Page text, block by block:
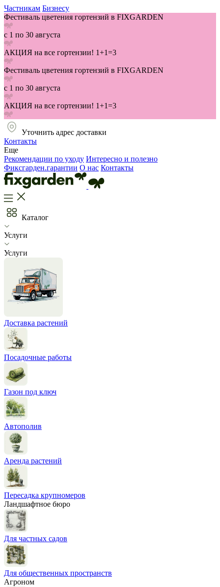
Частникам Бизнесу
Фестиваль цветения гортензий в FIXGARDEN
с 1 по 30 августа
АКЦИЯ на все гортензии! 1+1=3
Фестиваль цветения гортензий в FIXGARDEN
с 1 по 30 августа
АКЦИЯ на все гортензии! 1+1=3
Уточнить адрес доставки
Контакты
Еще
Рекомендации по уходу Интересно и полезно
Фиксгарден.гарантии О нас Контакты
Каталог
Услуги
Услуги
Доставка растений
Посадочные работы
Газон под ключ
Автополив
Аренда растений
Пересадка крупномеров
Ландшафтное бюро
Для частных садов
Для общественных пространств
Агроном